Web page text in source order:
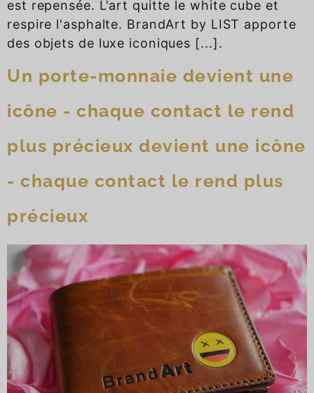
est repensée. L'art quitte le white cube et
respire l'asphalte. BrandArt by LIST apporte
des objets de luxe iconiques [...].
Un porte-monnaie devient une
icône - chaque contact le rend
plus précieux devient une icône
- chaque contact le rend plus
précieux